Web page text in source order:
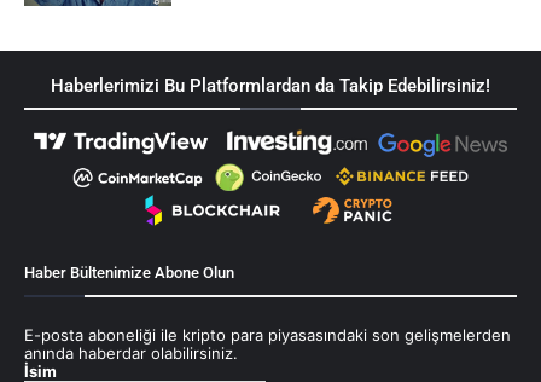
Haberlerimizi Bu Platformlardan da Takip Edebilirsiniz!
Haber Bültenimize Abone Olun
E-posta aboneliği ile kripto para piyasasındaki son gelişmelerden
anında haberdar olabilirsiniz.
İsim